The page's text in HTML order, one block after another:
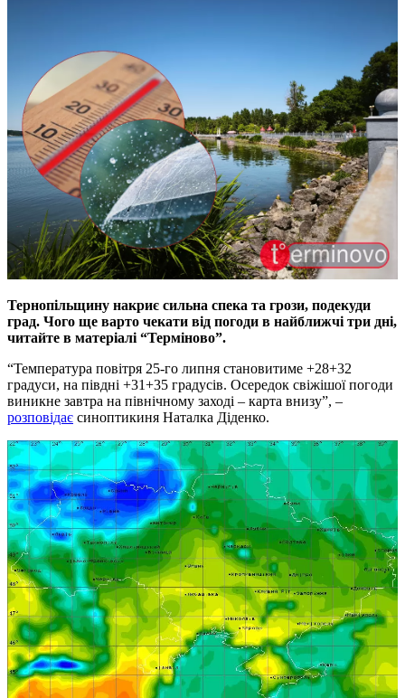
Тернопільщину накриє сильна спека та грози, подекуди
град. Чого ще варто чекати від погоди в найближчі три дні,
читайте в матеріалі “Терміново”.
“Температура повітря 25-го липня становитиме +28+32
градуси, на півдні +31+35 градусів. Осередок свіжішої погоди
виникне завтра на північному заході – карта внизу”, –
розповідає синоптикиня Наталка Діденко.